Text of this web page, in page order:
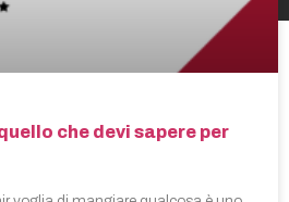
che devi sapere per